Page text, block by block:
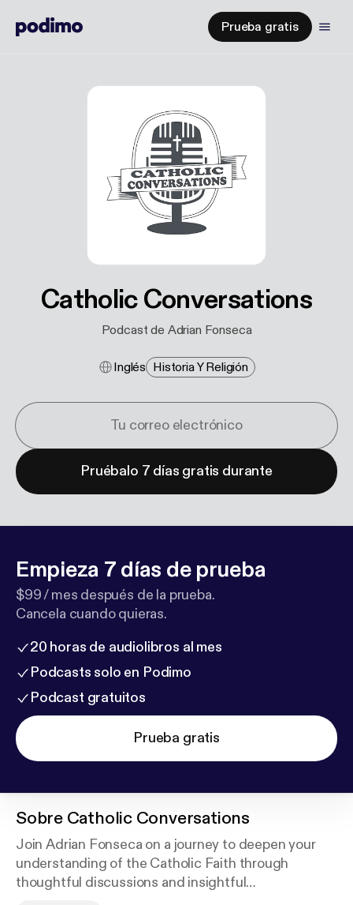
Prueba gratis
Catholic Conversations
Podcast de Adrian Fonseca
Inglés Historia Y Religión
Pruébalo 7 días gratis durante
Empieza 7 días de prueba
$99 / mes después de la prueba.
Cancela cuando quieras.
20 horas de audiolibros al mes
Podcasts solo en Podimo
Podcast gratuitos
Prueba gratis
Sobre Catholic Conversations
Join Adrian Fonseca on a journey to deepen your
understanding of the Catholic Faith through
thoughtful discussions and insightful